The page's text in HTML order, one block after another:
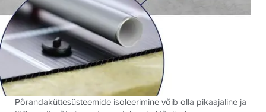
Põrandaküttesüsteemide isoleerimine võib olla pikaajaline ja